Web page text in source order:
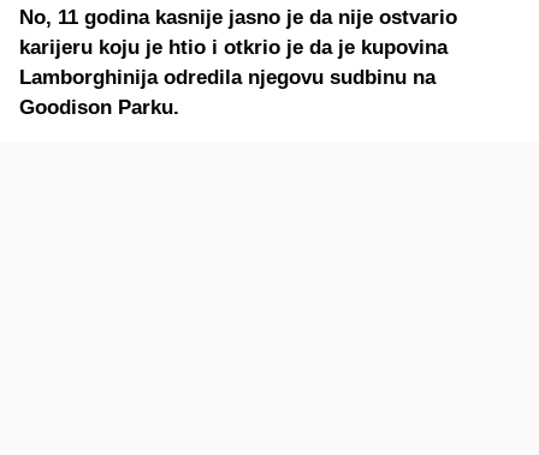
No, 11 godina kasnije jasno je da nije ostvario
karijeru koju je htio i otkrio je da je kupovina
Lamborghinija odredila njegovu sudbinu na
Goodison Parku.